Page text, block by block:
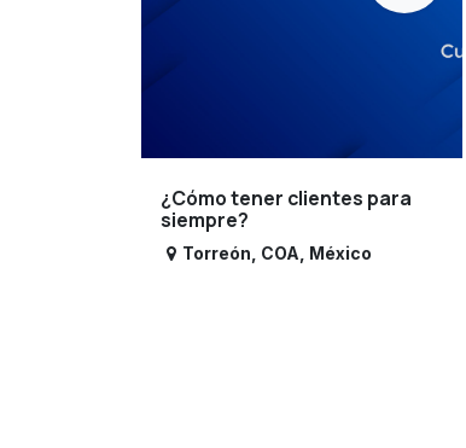
¿Cómo tener clientes para
siempre?
Torreón COA México